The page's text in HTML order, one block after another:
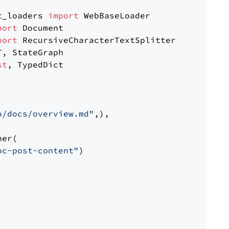
import
, TypedDict
overview.md" ,),
post-content" )